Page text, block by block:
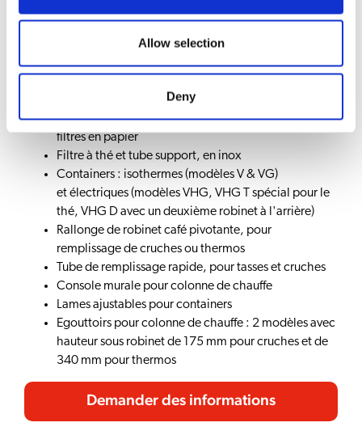
Allow selection
Deny
Un large choix d'équipements complémentaires :
Filtres en papier coniques par boîte de 250.
Conseillés dans le cas d'eau adoucie
Filtres ronds en papier
Microfiltre en inox : pour usage durable au lieu des
filtres en papier
Filtre à thé et tube support, en inox
Containers : isothermes (modèles V & VG)
et électriques (modèles VHG, VHG T spécial pour le
thé, VHG D avec un deuxième robinet à l'arrière)
Rallonge de robinet café pivotante, pour
remplissage de cruches ou thermos
Tube de remplissage rapide, pour tasses et cruches
Console murale pour colonne de chauffe
Lames ajustables pour containers
Egouttoirs pour colonne de chauffe : 2 modèles avec
hauteur sous robinet de 175 mm pour cruches et de
340 mm pour thermos
Demander des informations